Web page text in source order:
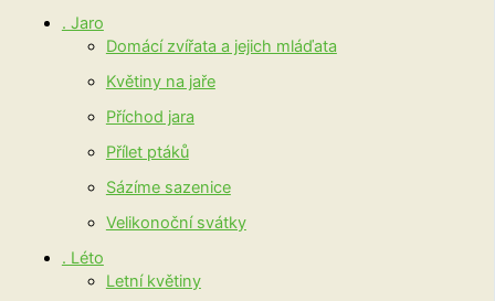
. Jaro
Domácí zvířata a jejich mláďata
Květiny na jaře
Příchod jara
Přílet ptáků
Sázíme sazenice
Velikonoční svátky
. Léto
Letní květiny